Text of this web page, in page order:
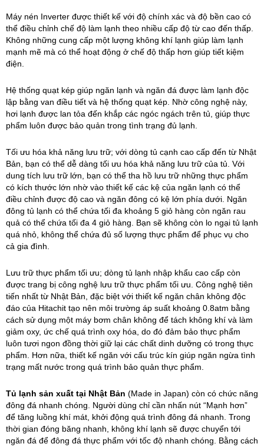
Máy nén Inverter được thiết kế với độ chính xác và độ bền cao có
thể điều chỉnh chế độ làm lạnh theo nhiều cấp độ từ cao đến thấp.
Không những cung cấp một lượng không khí lạnh giúp làm lạnh
mạnh mẽ mà có thể hoạt động ở chế độ thấp hơn giúp tiết kiệm
điện.
Hệ thống quạt kép giúp ngăn lạnh và ngăn đá được làm lạnh độc
lập bằng van điều tiết và hệ thống quạt kép. Nhờ công nghệ này,
hơi lạnh được lan tỏa đến khắp các ngóc ngách trên tủ, giúp thực
phẩm luôn được bảo quản trong tình trạng đủ lạnh.
Tối ưu hóa khả năng lưu trữ; với dòng tủ cạnh cao cấp đến từ Nhật
Bản, bạn có thể dễ dàng tối ưu hóa khả năng lưu trữ của tủ. Với
dung tích lưu trữ lớn, bạn có thể tha hồ lưu trữ những thực phẩm
có kích thước lớn nhờ vào thiết kế các kệ của ngăn lạnh có thể
điều chỉnh được độ cao và ngăn đông có kệ lớn phía dưới. Ngăn
đông tủ lạnh có thể chứa tối đa khoảng 5 giỏ hàng còn ngăn rau
quả có thể chứa tối đa 4 giỏ hàng. Bạn sẽ không còn lo ngại tủ lạnh
quá nhỏ, không thể chứa đủ số lượng thực phẩm để phục vụ cho
cả gia đình.
Lưu trữ thực phẩm tối ưu; dòng tủ lạnh nhập khẩu cao cấp còn
được trang bị công nghệ lưu trữ thực phẩm tối ưu. Công nghệ tiên
tiến nhất từ Nhật Bản, đặc biệt với thiết kế ngăn chân không độc
đáo của Hitachit tạo nên môi trường áp suất khoảng 0.8atm bằng
cách sử dụng một máy bơm chân không để tách không khí và làm
giảm oxy, ức chế quá trình oxy hóa, do đó đảm bảo thực phẩm
luôn tươi ngon đồng thời giữ lại các chất dinh dưỡng có trong thực
phẩm. Hơn nữa, thiết kế ngăn với cấu trúc kín giúp ngăn ngừa tình
trạng mất nước trong quá trình bảo quản thực phẩm.
Tủ lạnh sản xuất tại Nhật Bản (Made in Japan) còn có chức năng
đông đá nhanh chóng. Người dùng chỉ cần nhấn nút “Mạnh hơn”
để tăng luồng khí mát, khởi động quá trình đông đá nhanh. Trong
thời gian đóng băng nhanh, không khí lạnh sẽ được chuyển tới
ngăn đá để đông đá thực phẩm với tốc độ nhanh chóng. Bằng cách